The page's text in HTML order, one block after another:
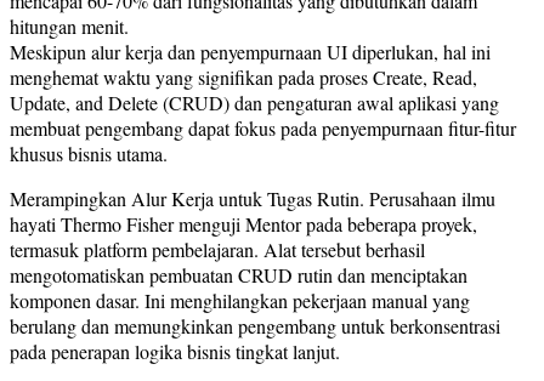
hitungan menit.
Meskipun alur kerja dan penyempurnaan UI diperlukan, hal ini
menghemat waktu yang signifikan pada proses Create, Read,
Update, and Delete (CRUD) dan pengaturan awal aplikasi yang
membuat pengembang dapat fokus pada penyempurnaan fitur-fitur
khusus bisnis utama.
Merampingkan Alur Kerja untuk Tugas Rutin. Perusahaan ilmu
hayati Thermo Fisher menguji Mentor pada beberapa proyek,
termasuk platform pembelajaran. Alat tersebut berhasil
mengotomatiskan pembuatan CRUD rutin dan menciptakan
komponen dasar. Ini menghilangkan pekerjaan manual yang
berulang dan memungkinkan pengembang untuk berkonsentrasi
pada penerapan logika bisnis tingkat lanjut.